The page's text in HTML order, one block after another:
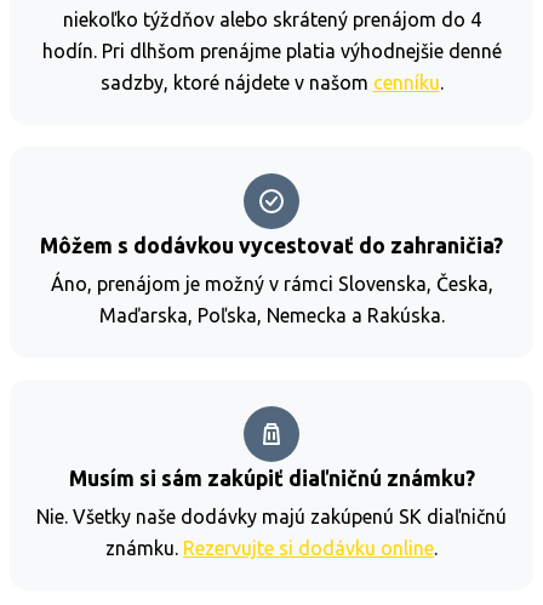
niekoľko týždňov alebo skrátený prenájom do 4
hodín. Pri dlhšom prenájme platia výhodnejšie denné
sadzby, ktoré nájdete v našom cenníku.
Môžem s dodávkou vycestovať do zahraničia?
Áno, prenájom je možný v rámci Slovenska, Česka,
Maďarska, Poľska, Nemecka a Rakúska.
Musím si sám zakúpiť diaľničnú známku?
Nie. Všetky naše dodávky majú zakúpenú SK diaľničnú
známku. Rezervujte si dodávku online.